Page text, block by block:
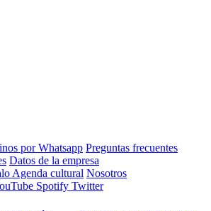
por Whatsapp Preguntas frecuentes
Datos de la empresa
Agenda cultural Nosotros
Spotify Twitter